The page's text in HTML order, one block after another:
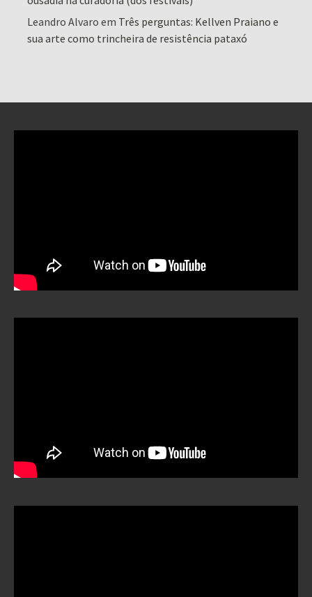
Leandro Alvaro em Três perguntas: Kellven Praiano e
sua arte como trincheira de resistência pataxó